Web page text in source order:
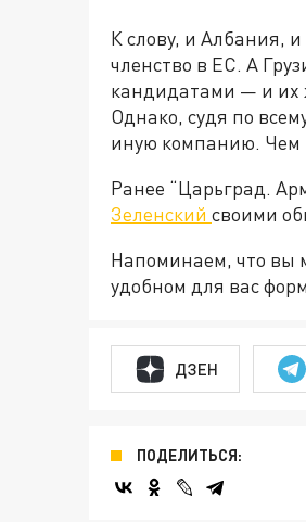
К слову, и Албания,
членство в ЕС. А
кандидатами — и их
Однако, судя по
иную компанию. Чем
Ранее “Царьград.
Зеленский своими
Напоминаем, что вы
удобном для вас
ДЗЕН
ПОДЕЛИТЬСЯ: